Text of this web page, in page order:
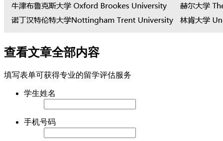
查看文章全部内容
填写表单可获得专业的留学评估服务
学生姓名
手机号码